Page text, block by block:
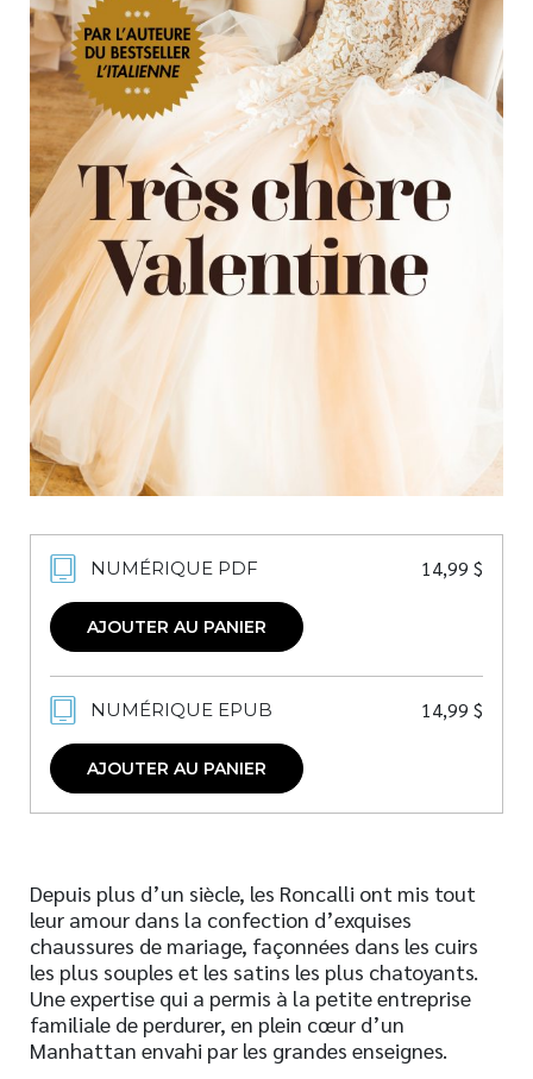
Nouveautés
Numérique
Livres audio
Meilleurs vendeurs
Page vedette
AUTEURS
À PROPOS
CONTACT
NUMÉRIQUE PDF 14,99 $
AJOUTER AU PANIER
NUMÉRIQUE EPUB 14,99 $
AJOUTER AU PANIER
Depuis plus d’un siècle, les Roncalli ont mis tout
leur amour dans la confection d’exquises
chaussures de mariage, façonnées dans les cuirs
les plus souples et les satins les plus chatoyants.
Une expertise qui a permis à la petite entreprise
familiale de perdurer, en plein cœur d’un
Manhattan envahi par les grandes enseignes.